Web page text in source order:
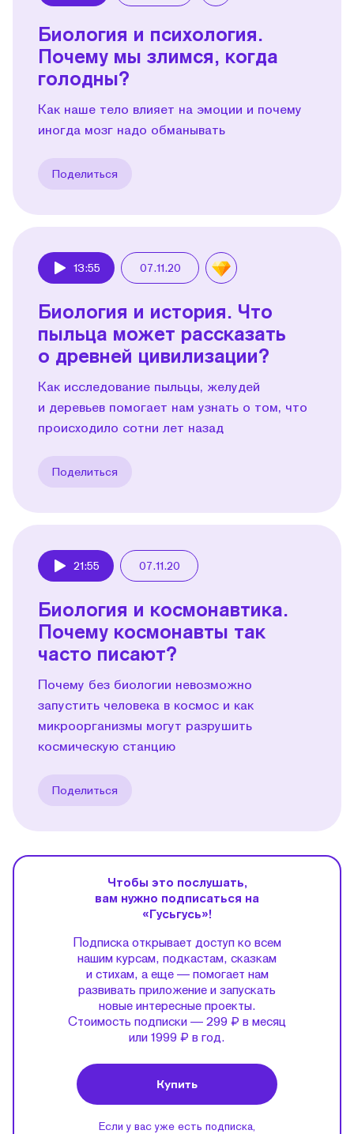
Биология и психология.
Почему мы злимся, когда
голодны?
Как наше тело влияет на эмоции и почему
иногда мозг надо обманывать
Поделиться
13:55 07.11.20
Биология и история. Что
пыльца может рассказать
о древней цивилизации?
Как исследование пыльцы, желудей
и деревьев помогает нам узнать о том, что
происходило сотни лет назад
Поделиться
21:55 07.11.20
Биология и космонавтика.
Почему космонавты так
часто писают?
Почему без биологии невозможно
запустить человека в космос и как
микроорганизмы могут разрушить
космическую станцию
Поделиться
Чтобы это послушать,
вам нужно подписаться на
«Гусьгусь»!
Подписка открывает доступ ко всем
нашим курсам, подкастам, сказкам
и стихам, а еще — помогает нам
развивать приложение и запускать
новые интересные проекты.
Стоимость подписки — 299 ₽ в месяц
или 1999 ₽ в год.
Купить
Если у вас уже есть подписка,